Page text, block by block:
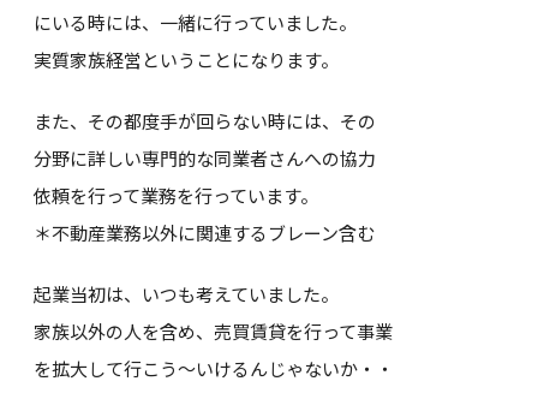
にいる時には、一緒に行っていました。
実質家族経営ということになります。
また、その都度手が回らない時には、その
分野に詳しい専門的な同業者さんへの協力
依頼を行って業務を行っています。
＊不動産業務以外に関連するブレーン含む
起業当初は、いつも考えていました。
家族以外の人を含め、売買賃貸を行って事業
を拡大して行こう～いけるんじゃないか・・